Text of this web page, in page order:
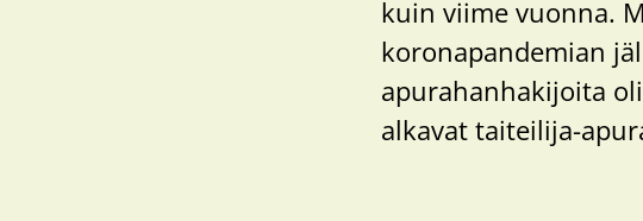
kuin viime vuonna.
koronapandemian
apurahanhakijoita
alkavat taiteilija-